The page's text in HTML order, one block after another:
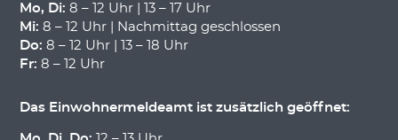
Mo, Di: 8 – 12 Uhr | 13 – 17 Uhr
Mi: 8 – 12 Uhr | Nachmittag geschlossen
Do: 8 – 12 Uhr | 13 – 18 Uhr
Fr: 8 – 12 Uhr
Das Einwohnermeldeamt ist zusätzlich geöffnet: